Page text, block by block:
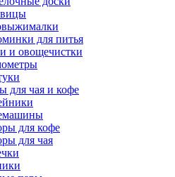
для питья
и овощечистки
для чая и кофе
для кофе
для чая